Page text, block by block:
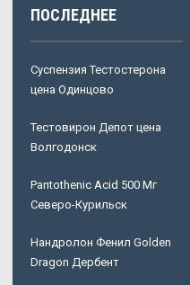
ПОСЛЕДНЕЕ
Суспензия Тестостерона
цена Одинцово
Тестовирон Депот цена
Волгодонск
Pantothenic Acid 500 Мг
Северо-Курильск
Нандролон Фенил Golden
Dragon Дербент